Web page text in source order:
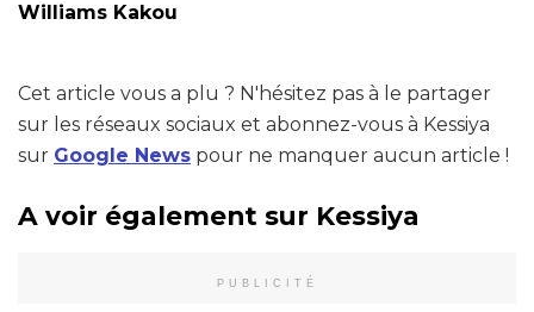
Williams Kakou
Cet article vous a plu ? N'hésitez pas à le partager
sur les réseaux sociaux et abonnez-vous à Kessiya
sur Google News pour ne manquer aucun article !
A voir également sur Kessiya
PUBLICITÉ